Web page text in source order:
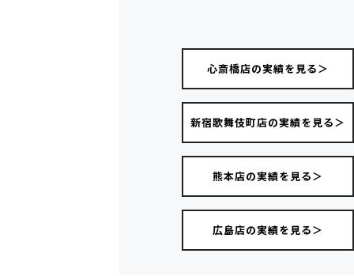
心斎橋店の実績を見る＞
新宿歌舞伎町店の実績を見る＞
熊本店の実績を見る＞
広島店の実績を見る＞